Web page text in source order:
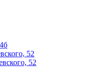
52
52